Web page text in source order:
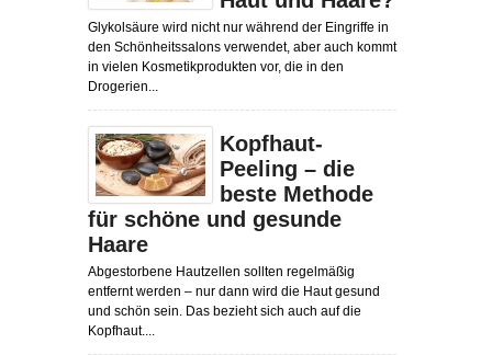
Glykolsäure wird nicht nur während der Eingriffe in
den Schönheitssalons verwendet, aber auch kommt
in vielen Kosmetikprodukten vor, die in den
Drogerien...
Kopfhaut-
Peeling – die
beste Methode
für schöne und gesunde
Haare
Abgestorbene Hautzellen sollten regelmäßig
entfernt werden – nur dann wird die Haut gesund
und schön sein. Das bezieht sich auch auf die
Kopfhaut....